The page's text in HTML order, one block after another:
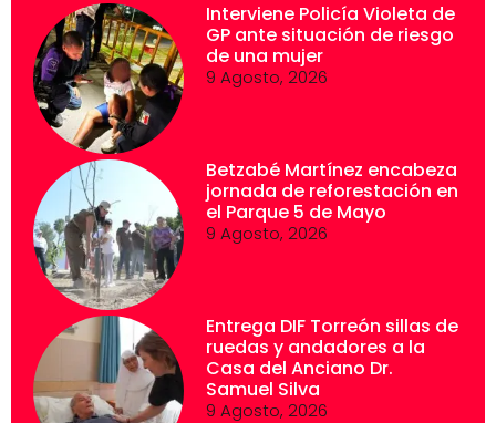
Interviene Policía Violeta de
GP ante situación de riesgo
de una mujer
9 Agosto, 2026
Betzabé Martínez encabeza
jornada de reforestación en
el Parque 5 de Mayo
9 Agosto, 2026
Entrega DIF Torreón sillas de
ruedas y andadores a la
Casa del Anciano Dr.
Samuel Silva
9 Agosto, 2026